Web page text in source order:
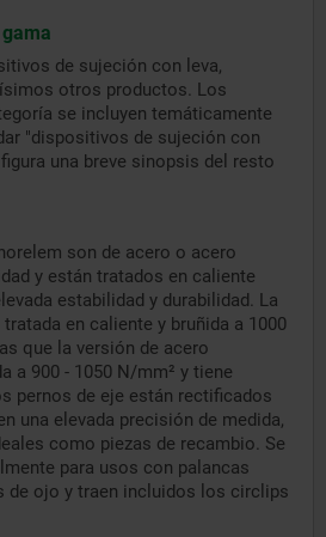
de sujeción con leva,
otros productos. Los
se incluyen temáticamente
"dispositivos de sujeción con
una breve sinopsis del resto
son de acero o acero
y están tratados en caliente
estabilidad y durabilidad. La
en caliente y bruñida a 1000
que la versión de acero
a 900 - 1050 N/mm² y tiene
pernos de eje están rectificados
una elevada precisión de medida,
como piezas de recambio. Se
para usos con palancas
de ojo y traen incluidos los circlips